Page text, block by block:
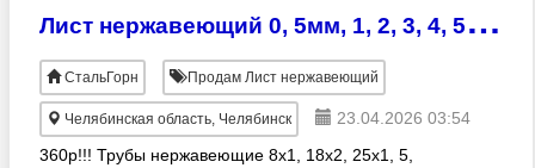
Л
ист нержавеющий 0, 5мм, 1, 2, 3, 4, 5, 6, 8, 10, 12, 14, 16, 18мм 12Х18Н10Т. Лист 1, 0мм 08Х17т(AISI 439).
СтальГорн Продам Лист нержавеющий
Челябинская область, Челябинск
23.04.2026 03:54
360р!!! Трубы нержавеющие 8х1, 18х2, 25х1, 5,